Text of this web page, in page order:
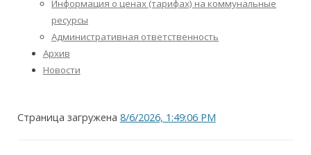
Информация о ценах (тарифах) на коммунальные
ресурсы
Административная ответственность
Архив
Новости
Страница загружена 8/6/2026, 1:49:06 PM